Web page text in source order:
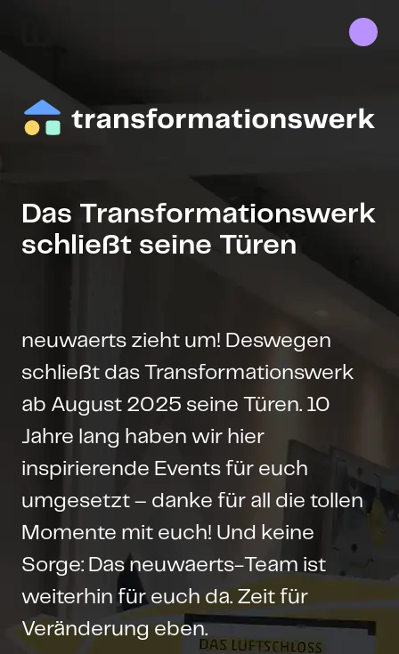
Das Transformationswerk
schließt seine Türen
neuwaerts zieht um! Deswegen
schließt das Transformationswerk
ab August 2025 seine Türen. 10
Jahre lang haben wir hier
inspirierende Events für euch
umgesetzt – danke für all die tollen
Momente mit euch! Und keine
Sorge: Das neuwaerts-Team ist
weiterhin für euch da. Zeit für
Veränderung eben.